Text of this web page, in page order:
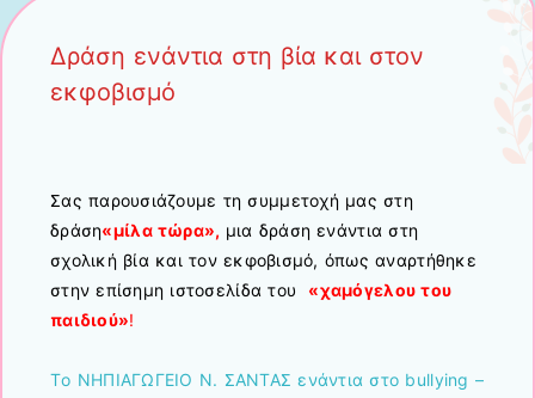
Δράση ενάντια στη βία και στον
εκφοβισμό
Σας παρουσιάζουμε τη συμμετοχή μας στη
δράση«μίλα τώρα», μια δράση ενάντια στη
σχολική βία και τον εκφοβισμό, όπως αναρτήθηκε
στην επίσημη ιστοσελίδα του
«χαμόγελου του
παιδιού»!
Τo ΝΗΠΙΑΓΩΓΕΙΟ Ν. ΣΑΝΤΑΣ ενάντια στο bullying –